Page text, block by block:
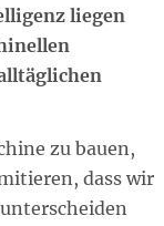
liegen
zu bauen,
dass wir